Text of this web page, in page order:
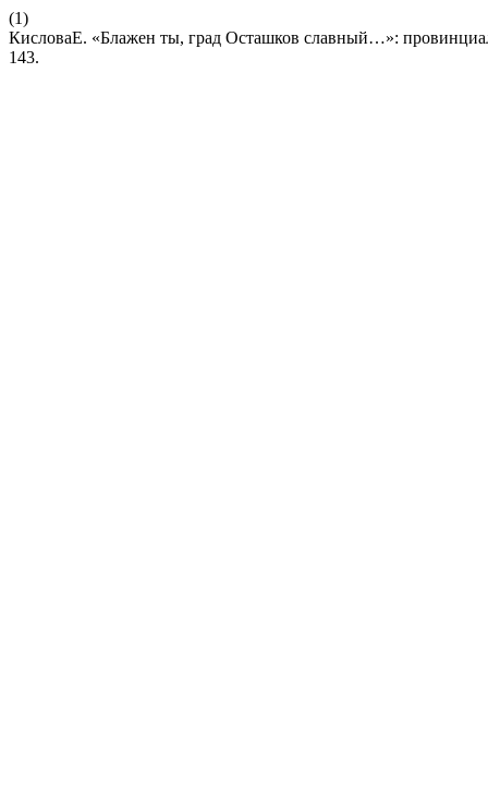
(1)
КисловаЕ. «Блажен ты, град Осташков славный…»:
143.